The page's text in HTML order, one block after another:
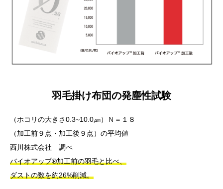
羽毛掛け布団の発塵性試験
（ホコリの大きさ0.3~10.0㎛）Ｎ＝１８
（加工前９点・加工後９点）の平均値
西川株式会社 調べ
バイオアップ®加工前の羽毛と比べ、
ダストの数を約26%削減。